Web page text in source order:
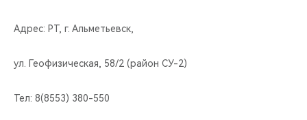
Адрес: РТ, г. Альметьевск,
ул. Геофизическая, 58/2 (район СУ-2)
Тел: 8(8553) 380-550